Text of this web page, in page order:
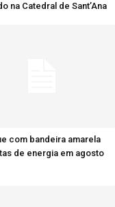
na Catedral de Sant’Ana
com bandeira amarela
de energia em agosto